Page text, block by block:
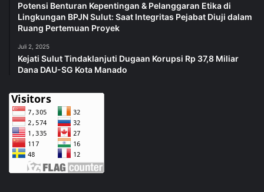
Potensi Benturan Kepentingan & Pelanggaran Etika di
Lingkungan BPJN Sulut: Saat Integritas Pejabat Diuji dalam
Ruang Pertemuan Proyek
Juli 2, 2025
Kejati Sulut Tindaklanjuti Dugaan Korupsi Rp 37,8 Miliar
Dana DAU-SG Kota Manado